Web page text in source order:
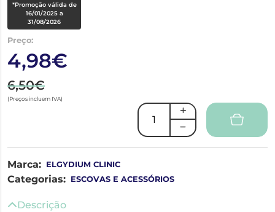
*Promoção válida de
16/01/2025 a
31/08/2026
Preço:
4,98€
6,50€
(Preços incluem IVA)
Marca: ELGYDIUM CLINIC
Categorias: ESCOVAS E ACESSÓRIOS
Descrição